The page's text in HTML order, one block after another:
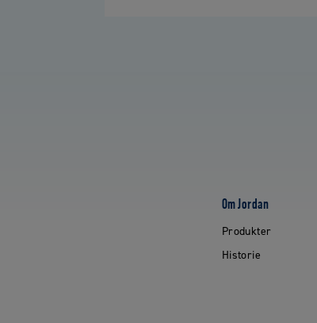
Om Jordan
Produkter
Historie